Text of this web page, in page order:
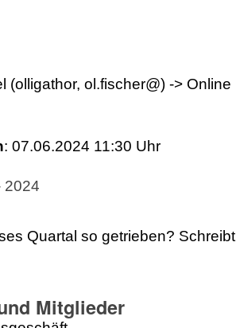
(olligathor, ol.fischer@) -> Online
: 07.06.2024 11:30 Uhr
2024
Quartal so getrieben?
Mitglieder